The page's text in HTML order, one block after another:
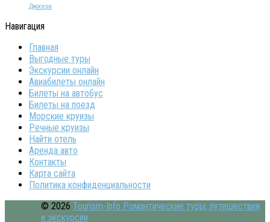
Джосера
Навигация
Главная
Выгодные туры
Экскурсии онлайн
Авиабилеты онлайн
Билеты на автобус
Билеты на поезд
Морские круизы
Речные круизы
Найти отель
Аренда авто
Контакты
Карта сайта
Политика конфиденциальности
© 2026 Tourism-Info Романтические туры, путешествия
и экскурсии